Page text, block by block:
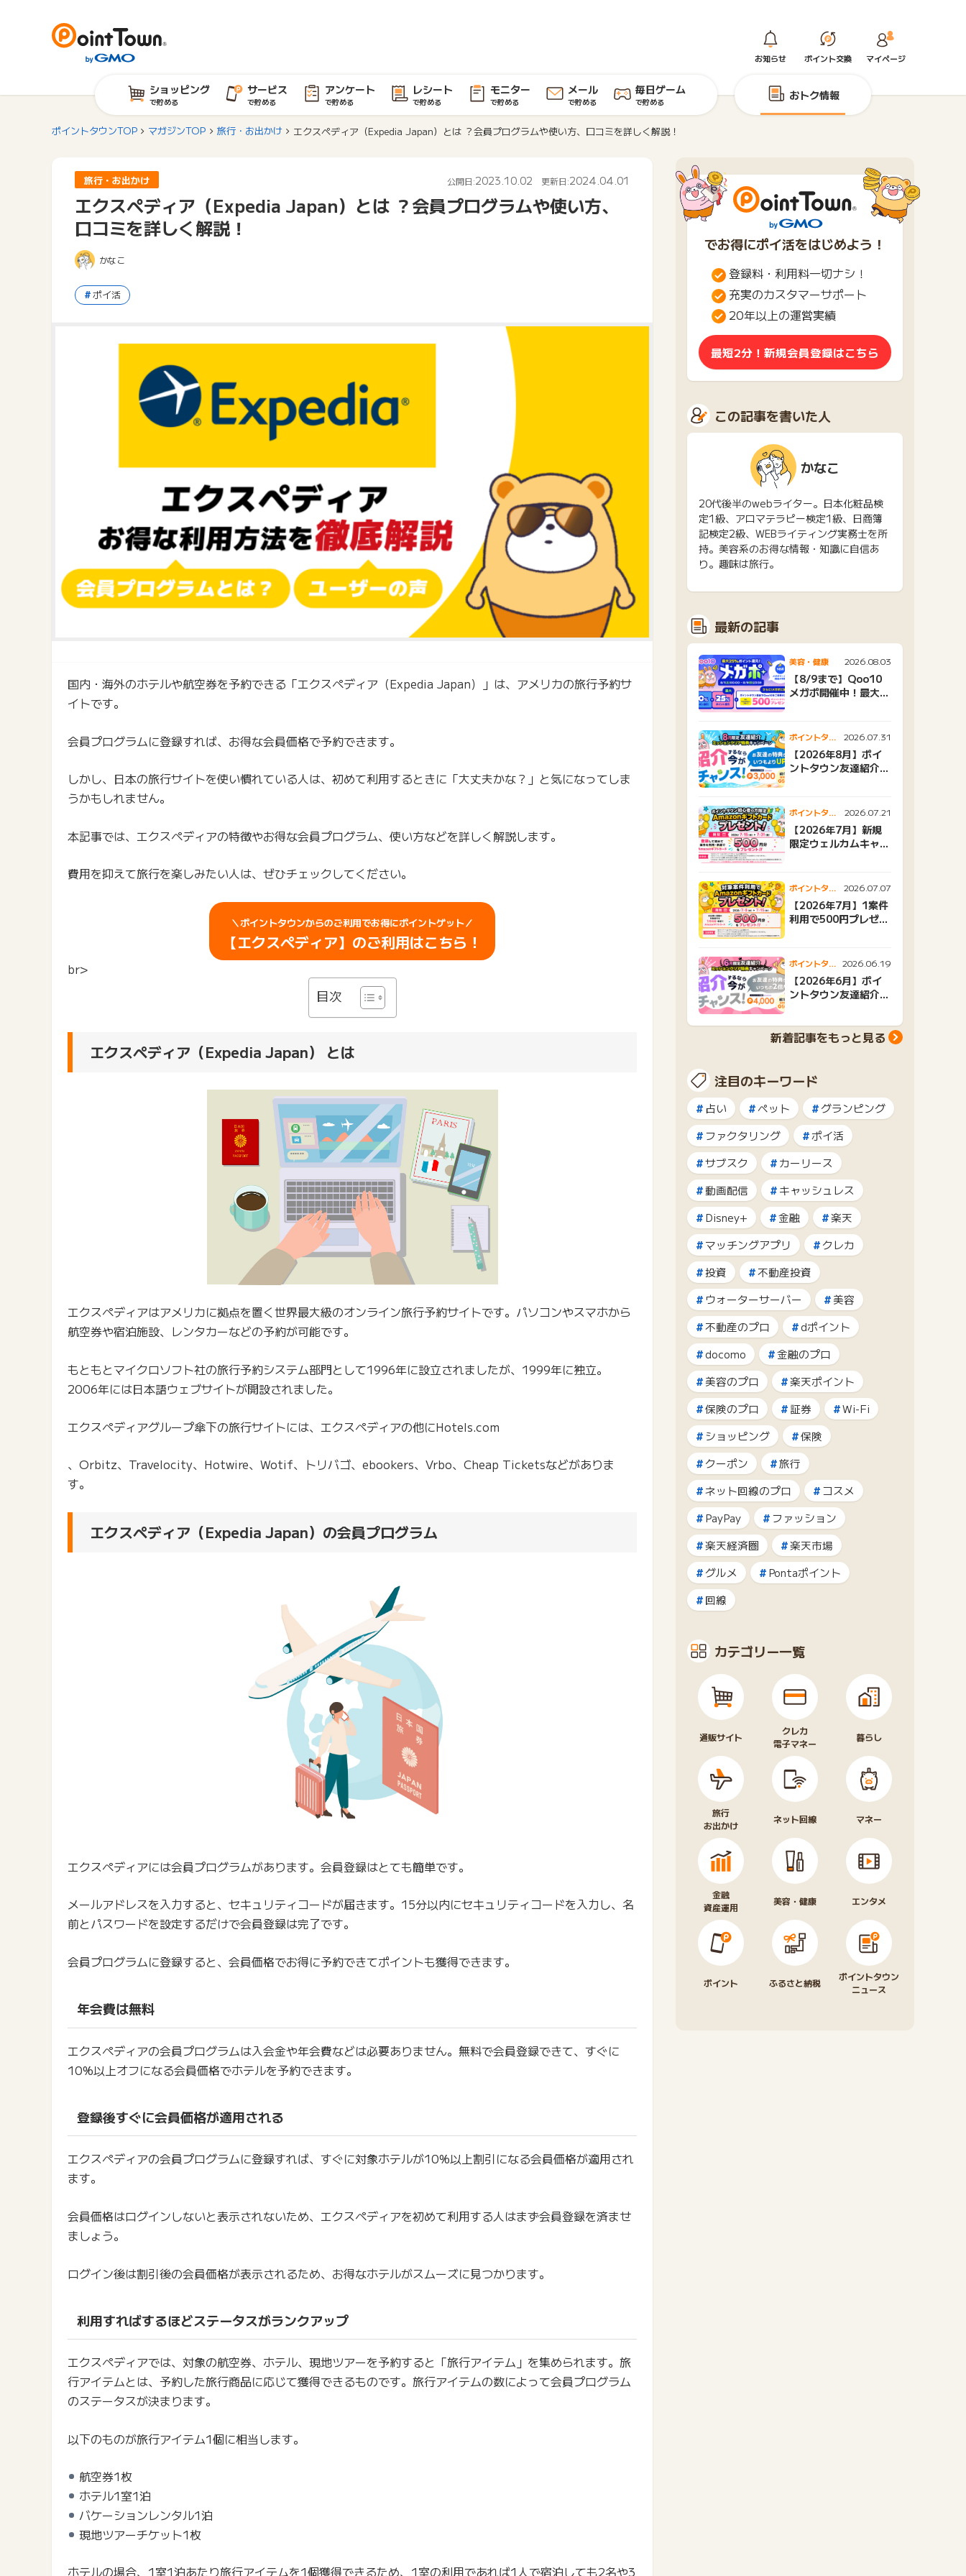
お知らせ ポイント交換 マイページ
ショッピング
で貯める
サービス
で貯める
アンケート
で貯める
レシート
で貯める
モニター
で貯める
メール
で貯める
毎日ゲーム
で貯める おトク情報
ポイントタウンTOP マガジンTOP 旅行・お出かけ エクスペディア（Expedia Japan）とは ？会員プログラムや使い方、口コミを詳しく解説！
旅行・お出かけ 公開日:2023.10.02 更新日:2024.04.01
エクスペディア（Expedia Japan）とは ？会員プログラムや使い方、
口コミを詳しく解説！
かなこ
ポイ活
国内・海外のホテルや航空券を予約できる「エクスペディア（Expedia Japan）」は、アメリカの旅行予約サ
イトです。
会員プログラムに登録すれば、お得な会員価格で予約できます。
しかし、日本の旅行サイトを使い慣れている人は、初めて利用するときに「大丈夫かな？」と気になってしま
うかもしれません。
本記事では、エクスペディアの特徴やお得な会員プログラム、使い方などを詳しく解説します。
費用を抑えて旅行を楽しみたい人は、ぜひチェックしてください。
＼ポイントタウンからのご利用でお得にポイントゲット／
【エクスペディア】のご利用はこちら！
br>
目次
エクスペディア（Expedia Japan） とは
エクスペディアはアメリカに拠点を置く世界最大級のオンライン旅行予約サイトです。パソコンやスマホから
航空券や宿泊施設、レンタカーなどの予約が可能です。
もともとマイクロソフト社の旅行予約システム部門として1996年に設立されましたが、1999年に独立。
2006年には日本語ウェブサイトが開設されました。
エクスペディアグループ傘下の旅行サイトには、エクスペディアの他にHotels.com
、Orbitz、Travelocity、Hotwire、Wotif、トリバゴ、ebookers、Vrbo、Cheap Ticketsなどがありま
す。
エクスペディア（Expedia Japan）の会員プログラム
エクスペディアには会員プログラムがあります。会員登録はとても簡単です。
メールアドレスを入力すると、セキュリティコードが届きます。15分以内にセキュリティコードを入力し、名
前とパスワードを設定するだけで会員登録は完了です。
会員プログラムに登録すると、会員価格でお得に予約できてポイントも獲得できます。
年会費は無料
エクスペディアの会員プログラムは入会金や年会費などは必要ありません。無料で会員登録できて、すぐに
10%以上オフになる会員価格でホテルを予約できます。
登録後すぐに会員価格が適用される
エクスペディアの会員プログラムに登録すれば、すぐに対象ホテルが10%以上割引になる会員価格が適用され
ます。
会員価格はログインしないと表示されないため、エクスペディアを初めて利用する人はまず会員登録を済ませ
ましょう。
ログイン後は割引後の会員価格が表示されるため、お得なホテルがスムーズに見つかります。
利用すればするほどステータスがランクアップ
エクスペディアでは、対象の航空券、ホテル、現地ツアーを予約すると「旅行アイテム」を集められます。旅
行アイテムとは、予約した旅行商品に応じて獲得できるものです。旅行アイテムの数によって会員プログラム
のステータスが決まります。
以下のものが旅行アイテム1個に相当します。
航空券1枚
ホテル1室1泊
バケーションレンタル1泊
現地ツアーチケット1枚
ホテルの場合、1室1泊あたり旅行アイテムを1個獲得できるため、1室の利用であれば1人で宿泊しても2名や3
でお得にポイ活をはじめよう！
登録料・利用料一切ナシ！
充実のカスタマーサポート
20年以上の運営実績
最短2分！新規会員登録はこちら
この記事を書いた人
かなこ
20代後半のwebライター。日本化粧品検
定1級、アロマテラピー検定1級、日商簿
記検定2級、WEBライティング実務士を所
持。美容系のお得な情報・知識に自信あ
り。趣味は旅行。
最新の記事
美容・健康 2026.08.03
【8/9まで】Qoo10
メガポ開催中！最大
ポイントタウ
ンニュース
2026.07.31
【2026年8月】ポイ
ントタウン友達紹介キ
ポイントタウ
ンニュース
2026.07.21
【2026年7月】新規
限定ウェルカムキャン
ポイントタウ
ンニュース
2026.07.07
【2026年7月】1案件
利用で500円プレゼン
ポイントタウ
ンニュース
2026.06.19
【2026年6月】ポイ
ントタウン友達紹介キ
新着記事をもっと見る
注目のキーワード
占い ペット
グランピング
ファクタリング
ポイ活
サブスク
カーリース
動画配信
キャッシュレス
Disney+
金融
楽天
マッチングアプリ
クレカ
投資
不動産投資
ウォーターサーバー
美容
不動産のプロ
dポイント
docomo
金融のプロ
美容のプロ
楽天ポイント
保険のプロ
証券
Wi-Fi
ショッピング
保険
クーポン
旅行
ネット回線のプロ
コスメ
PayPay
ファッション
楽天経済圏
楽天市場
グルメ
Pontaポイント
回線
カテゴリー一覧
通販サイト
クレカ
電子マネー
暮らし
旅行
お出かけ
ネット回線 マネー
金融
資産運用
美容・健康 エンタメ
ポイント ふるさと納税
ポイントタウン
ニュース